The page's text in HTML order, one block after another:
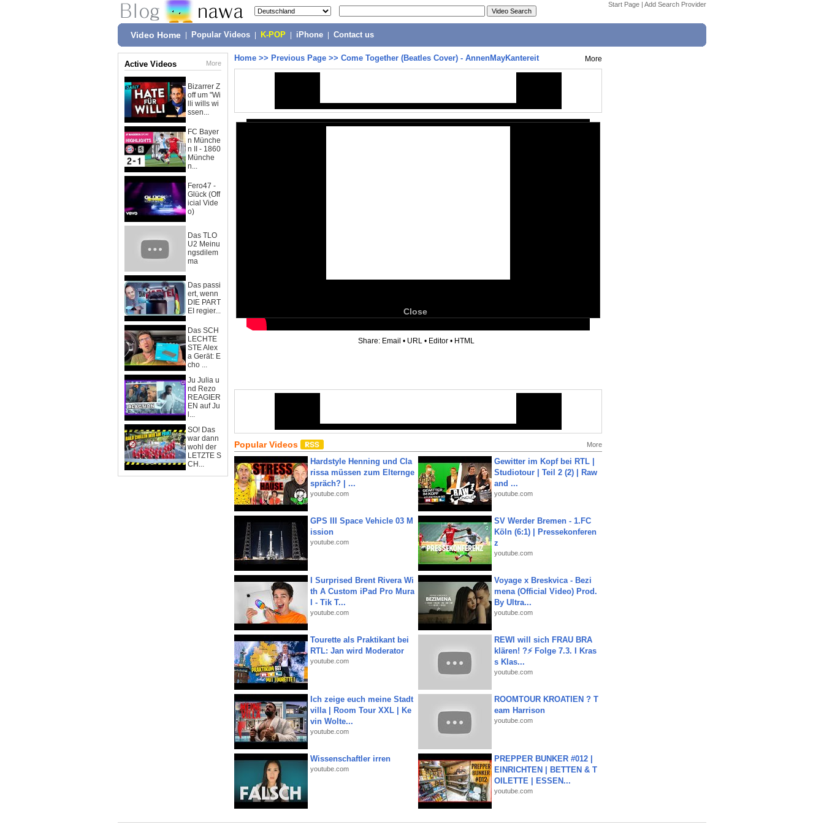
Start Page | Add Search Provider
Video Home Popular Videos K-POP iPhone Contact us
Active Videos More
Bizarrer Z
off um "Wi
lli wills wi
ssen...
FC Bayer
n Münche
n II - 1860
Münche
n...
Fero47 -
Glück (Off
icial Vide
o)
Das TLO
U2 Meinu
ngsdilem
ma
Das passi
ert, wenn
DIE PART
EI regier...
Das SCH
LECHTE
STE Alex
a Gerät: E
cho ...
Ju Julia u
nd Rezo
REAGIER
EN auf Ju
l...
SO! Das
war dann
wohl der
LETZTE S
CH...
Home >> Previous Page >> Come Together (Beatles Cover) - AnnenMayKantereit More
Close
Share: Email • URL • Editor • HTML
Popular Videos More
Hardstyle Henning und Cla
rissa müssen zum Elternge
spräch? | ...
youtube.com
Gewitter im Kopf bei RTL |
Studiotour | Teil 2 (2) | Raw
and ...
youtube.com
GPS III Space Vehicle 03 M
ission
youtube.com
SV Werder Bremen - 1.FC
Köln (6:1) | Pressekonferen
z
youtube.com
I Surprised Brent Rivera Wi
th A Custom iPad Pro Mura
l - Tik T...
youtube.com
Voyage x Breskvica - Bezi
mena (Official Video) Prod.
By Ultra...
youtube.com
Tourette als Praktikant bei
RTL: Jan wird Moderator
youtube.com
REWI will sich FRAU BRA
klären! ?⚡️ Folge 7.3. I Kras
s Klas...
youtube.com
Ich zeige euch meine Stadt
villa | Room Tour XXL | Ke
vin Wolte...
youtube.com
ROOMTOUR KROATIEN ? T
eam Harrison
youtube.com
Wissenschaftler irren
youtube.com
PREPPER BUNKER #012 |
EINRICHTEN | BETTEN & T
OILETTE | ESSEN...
youtube.com